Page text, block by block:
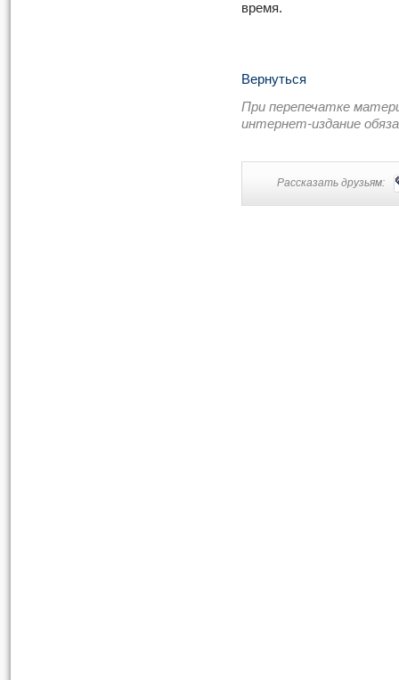
время.
Вернуться
При перепечатке
интернет-издание
Рассказать друзьям: